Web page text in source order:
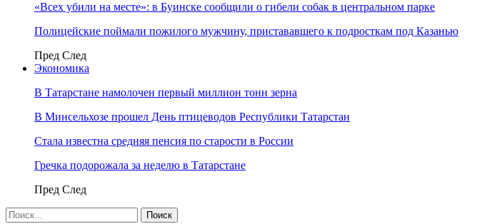
«Всех убили на месте»: в Буинске сообщили о гибели собак в центральном парке
Полицейские поймали пожилого мужчину, пристававшего к подросткам под Казанью
Пред След
Экономика
В Татарстане намолочен первый миллион тонн зерна
В Минсельхозе прошел День птицеводов Республики Татарстан
Стала известна средняя пенсия по старости в России
Гречка подорожала за неделю в Татарстане
Пред След